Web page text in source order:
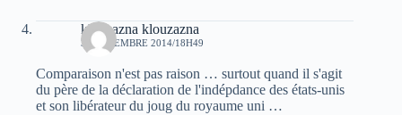
klouzazna klouzazna
31 DÉCEMBRE 2014/18H49
Comparaison n'est pas raison … surtout quand il s'agit
du père de la déclaration de l'indépdance des états-unis
et son libérateur du joug du royaume uni …